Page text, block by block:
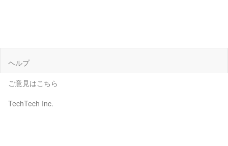
ヘルプ
ご意見はこちら
TechTech Inc.